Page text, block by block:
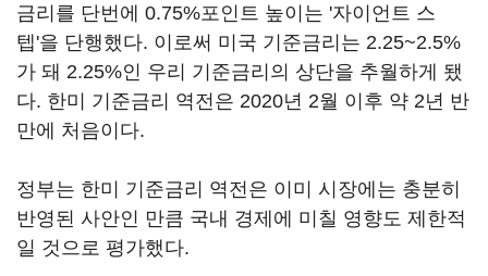
금리를 단번에 0.75%포인트 높이는 '자이언트 스
텝'을 단행했다. 이로써 미국 기준금리는 2.25~2.5%
가 돼 2.25%인 우리 기준금리의 상단을 추월하게 됐
다. 한미 기준금리 역전은 2020년 2월 이후 약 2년 반
만에 처음이다.
정부는 한미 기준금리 역전은 이미 시장에는 충분히
반영된 사안인 만큼 국내 경제에 미칠 영향도 제한적
일 것으로 평가했다.